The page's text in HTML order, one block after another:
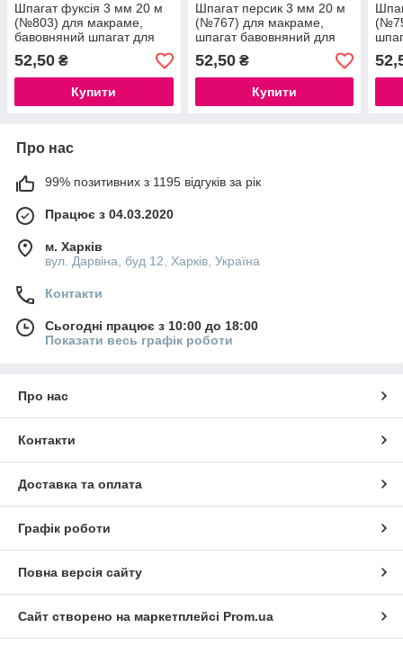
Шпагат фуксія 3 мм 20 м
(№803) для макраме,
бавовняний шпагат для
макраме, шпагат макраме
52,50 ₴
Купити
Шпагат персик 3 мм 20 м
(№767) для макраме,
шпагат бавовняний для
плетіння
52,50₴
Купити
Про нас
99% позитивних з 1195 відгуків за рік
Працює з 04.03.2020
м. Харків
вул. Дарвіна, буд 12, Харків, Україна
Контакти
Сьогодні працює з 10:00 до 18:00
Показати весь графік роботи
Про нас
Контакти
Доставка та оплата
Графік роботи
Повна версія сайту
Сайт створено на маркетплейсі Prom.ua